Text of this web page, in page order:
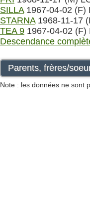
SILLA1967-04-02 (F)
STARNA1968-11-17
TEA 9 1967-04-02 (F)
Descendance
Parents, frères/
Note : les données ne sont